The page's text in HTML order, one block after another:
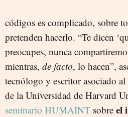
códigos es complicado, sobre
pretenden hacerlo. “Te dicen
preocupes, nunca
mientras, de facto, lo hacen”,
tecnólogo y escritor asociado
de la Universidad de Harvard
seminario HUMAINT sobre el